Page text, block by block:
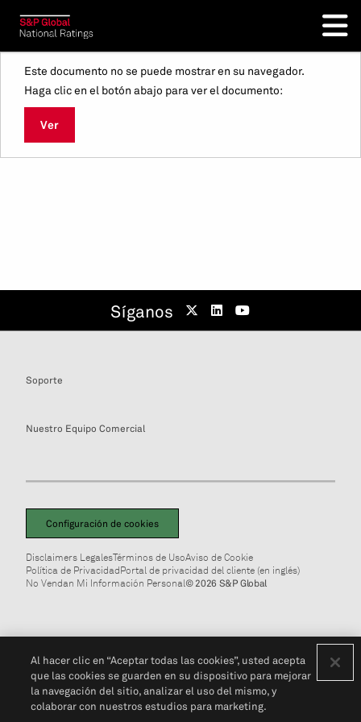
Este documento no se puede mostrar en su navegador.
Haga clic en el botón abajo para ver el documento:
Ver
Síganos
Soporte
Nuestro Equipo Comercial
Configuración de cookies
Disclaimers LegalesTérminos de UsoAviso de Cookie
Política de PrivacidadPortal de privacidad del cliente (en inglés)
No Vendan Mi Información Personal© 2026 S&P Global
Al hacer clic en “Aceptar todas las cookies”, usted acepta
que las cookies se guarden en su dispositivo para mejorar
la navegación del sitio, analizar el uso del mismo, y
colaborar con nuestros estudios para marketing.